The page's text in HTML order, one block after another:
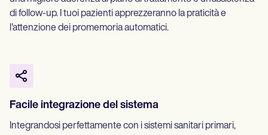
di follow-up. I tuoi pazienti apprezzeranno la praticità e
l'attenzione dei promemoria automatici.
Facile integrazione del sistema
Integrandosi perfettamente con i sistemi sanitari primari,